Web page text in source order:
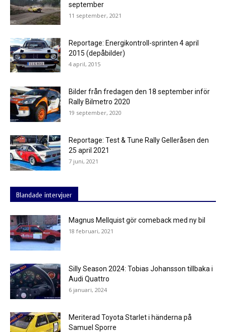
september
11 september, 2021
Reportage: Energikontroll-sprinten 4 april
2015 (depåbilder)
4 april, 2015
Bilder från fredagen den 18 september inför
Rally Bilmetro 2020
19 september, 2020
Reportage: Test & Tune Rally Gelleråsen den
25 april 2021
7 juni, 2021
Blandade intervjuer
Magnus Mellquist gör comeback med ny bil
18 februari, 2021
Silly Season 2024: Tobias Johansson tillbaka i
Audi Quattro
6 januari, 2024
Meriterad Toyota Starlet i händerna på
Samuel Sporre